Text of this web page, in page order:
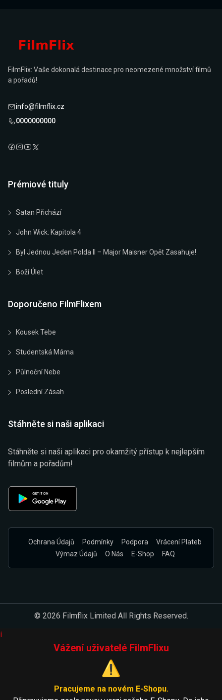
FilmFlix: Vaše dokonalá destinace pro neomezené množství filmů
a pořadů!
info@filmflix.cz
0000000000
Prémiové tituly
Satan Přichází
John Wick: Kapitola 4
Byl Jednou Jeden Polda II – Major Maisner Opět Zasahuje!
Boží Úlet
Doporučeno FilmFlixem
Kousek Tebe
Studentská Máma
Půlnoční Nebe
Poslední Zásah
Stáhněte si naši aplikaci
Stáhněte si naši aplikaci pro okamžitý přístup k nejlepším
filmům a pořadům!
Ochrana Údajů Podmínky Podpora
Vrácení Plateb
Výmaz Údajů
O Nás E-Shop FAQ
© 2026 Filmflix Limited All Rights Reserved.
i
Vážení uživatelé FilmFlixu
⚠️
Pracujeme na novém E-Shopu.